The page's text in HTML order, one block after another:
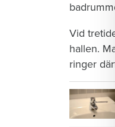
Vid
hallen.
ringer